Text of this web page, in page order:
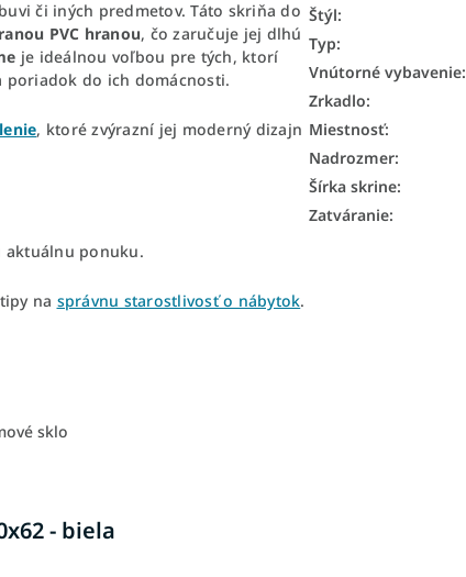
či iných predmetov. Táto skriňa do
PVC hranou, čo zaručuje jej dlhú
je ideálnou voľbou pre tých, ktorí
poriadok do ich domácnosti.
, ktoré zvýrazní jej moderný dizajn
aktuálnu ponuku.
na správnu starostlivosť o nábytok.
sklo
- biela
Štýl:
Typ:
Vnútorné vybavenie:
Zrkadlo:
Miestnosť:
Nadrozmer:
Šírka skrine:
Zatváranie: